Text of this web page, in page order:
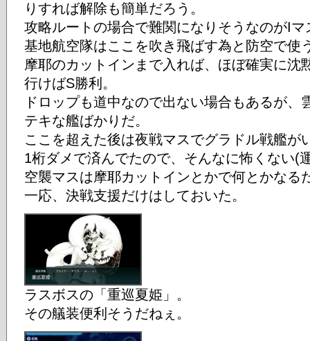
りすれば解除も簡単だろう。
攻略ルートの場合で難関になりそうなのがIマ
基地航空隊はここを吹き飛ばす為と防空で使
摩耶のカットインまで入れば、ほぼ確実に沈
行けばS勝利。
ドロップも道中なので出ない場合もあるが
テキな艦ばかりだ。
ここを超えた後は夜戦マスでグラドル戦艦が
1桁ダメで済んでたので、そんなに怖くない(
空襲マスは摩耶カットインとかで何とかなる
一応、決戦支援だけはしておいた。
ラスボスの「重巡夏姫」。
その艤装便利そうだねぇ。